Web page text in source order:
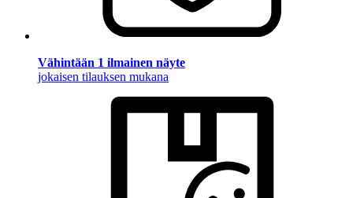
Vähintään 1 ilmainen näyte
jokaisen tilauksen mukana